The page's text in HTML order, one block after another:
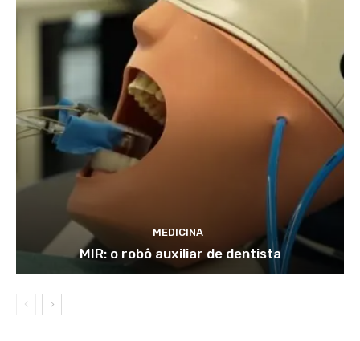
MEDICINA
MIR: o robô auxiliar de dentista